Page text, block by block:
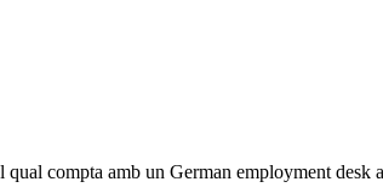
compta amb un German employment desk